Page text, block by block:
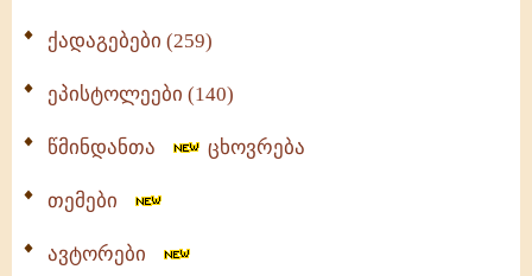
ქადაგებები (259)
ეპისტოლეები (140)
წმინდანთა ცხოვრება
თემები
ავტორები